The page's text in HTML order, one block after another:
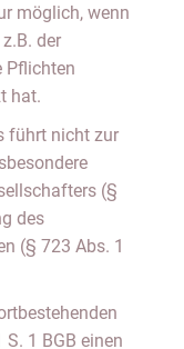
möglich, wenn
der
Pflichten
hat.
führt nicht zur
(§
des
(§ 723 Abs. 1
1 BGB einen